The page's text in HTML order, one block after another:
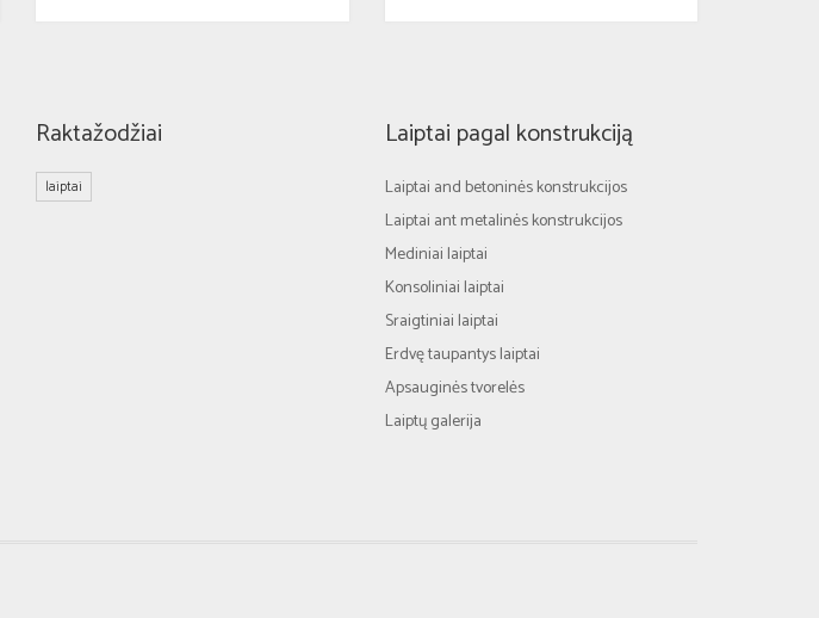
Raktažodžiai
laiptai
Laiptai pagal konstrukciją
Laiptai and betoninės konstrukcijos
Laiptai ant metalinės konstrukcijos
Mediniai laiptai
Konsoliniai laiptai
Sraigtiniai laiptai
Erdvę taupantys laiptai
Apsauginės tvorelės
Laiptų galerija